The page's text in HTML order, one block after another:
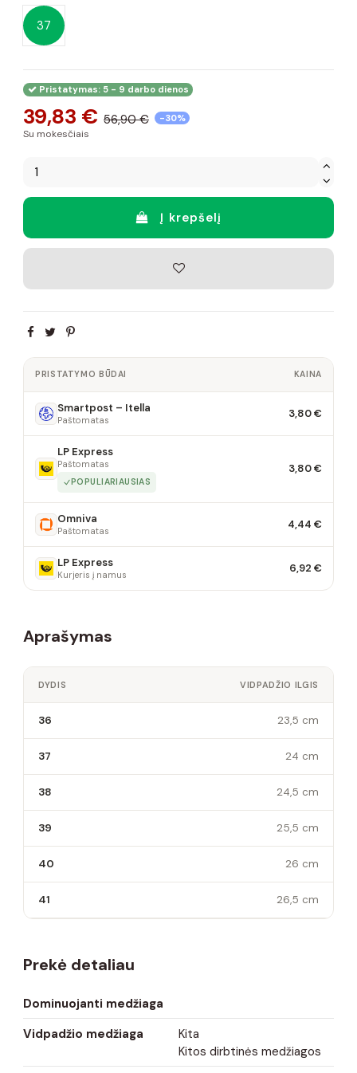
37
Pristatymas: 5 - 9 darbo dienos
39,83 € 56,90 € -30%
Su mokesčiais
Į krepšelį
PRISTATYMO BŪDAI KAINA
Smartpost – Itella
Paštomatas 3,80 €
LP Express
Paštomatas
POPULIARIAUSIAS
3,80 €
Omniva
Paštomatas 4,44 €
LP Express
Kurjeris į namus 6,92 €
Aprašymas
DYDIS VIDPADŽIO ILGIS
36 23,5 cm
37 24 cm
38 24,5 cm
39 25,5 cm
40 26 cm
41 26,5 cm
Prekė detaliau
Dominuojanti medžiaga
Vidpadžio medžiaga
Kita
Kitos dirbtinės medžiagos